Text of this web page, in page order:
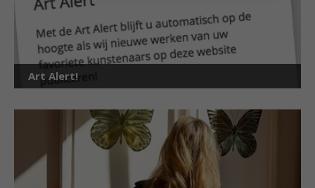
Art Alert!